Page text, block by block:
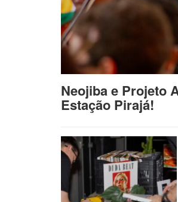
Neojiba e Projeto
Estação Pirajá!